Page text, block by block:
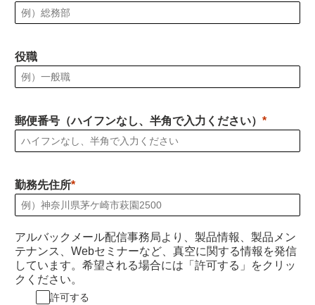
役職
郵便番号（ハイフンなし、半角で入力ください）
勤務先住所
アルバックメール配信事務局より、製品情報、製品メン
テナンス、Webセミナーなど、真空に関する情報を発信
しています。希望される場合には「許可する」をクリッ
クください。
許可する